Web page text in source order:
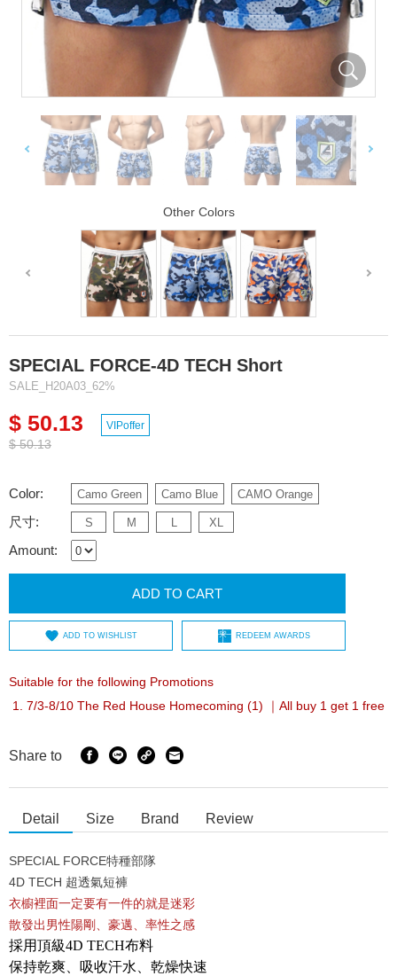
Other Colors
SPECIAL FORCE-4D TECH Short
SALE_H20A03_62%
$ 50.13
$ 50.13
VIPoffer
Color: Camo Green Camo Blue CAMO Orange
尺寸: S M L XL
Amount:
ADD TO CART
ADD TO WISHLIST REDEEM AWARDS
Suitable for the following Promotions
7/3-8/10 The Red House Homecoming (1) ｜All buy 1 get 1 free
Share to
Detail Size Brand Review
SPECIAL FORCE特種部隊
4D TECH 超透氣短褲
衣櫥裡面一定要有一件的就是迷彩
散發出男性陽剛、豪邁、率性之感
採用頂級4D TECH布料
保持乾爽、吸收汗水、乾燥快速